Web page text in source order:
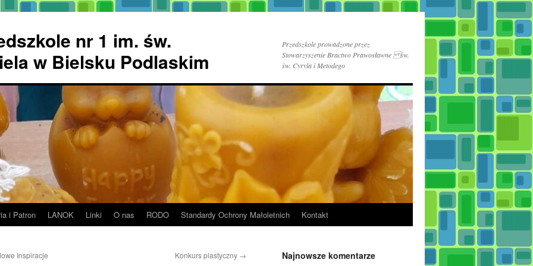
nr 1 im. św.
w Bielsku Podlaskim
Przedszkole prowadzone przez
Stowarzyszenie Bractwo Prawosławne św.
św. Cyryla i Metodego
i Patron LANOK Linki O nas RODO Standardy Ochrony Małoletnich Kontakt
Inspiracje Konkurs plastyczny →
Najnowsze komentarze